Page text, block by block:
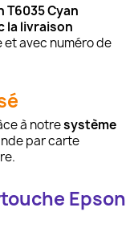
T6035 Cyan
la livraison
et avec numéro de
à notresystème
par carte
Epson